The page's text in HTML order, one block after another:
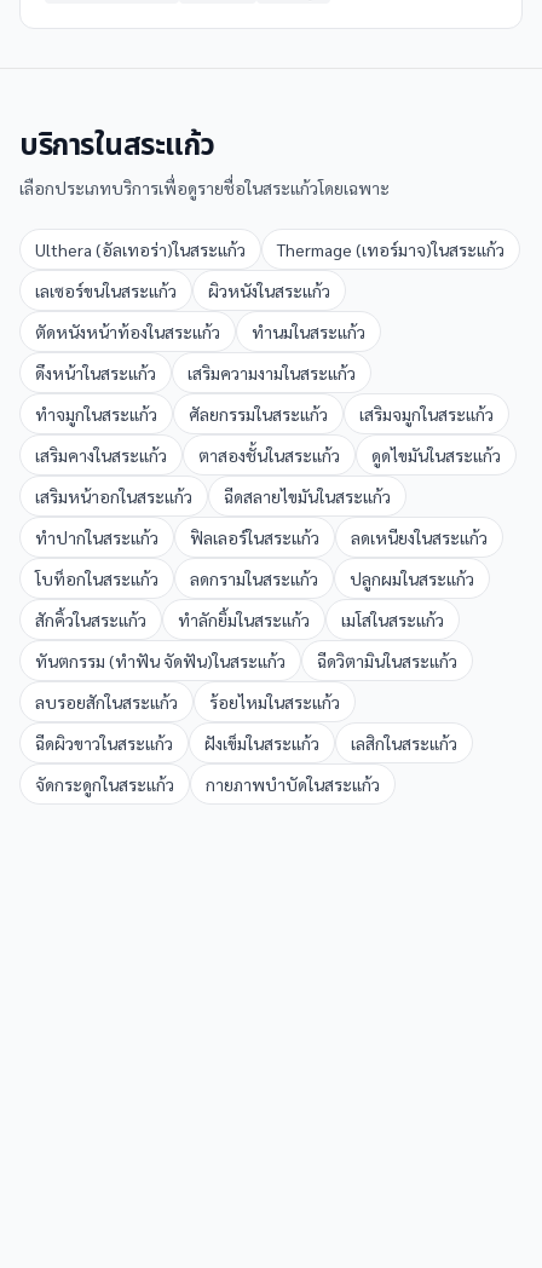
บริการในสระแก้ว
เลือกประเภทบริการเพื่อดูรายชื่อในสระแก้วโดยเฉพาะ
Ulthera (อัลเทอร่า)ในสระแก้ว Thermage (เทอร์มาจ)ในสระแก้ว
เลเซอร์ขนในสระแก้ว ผิวหนังในสระแก้ว
ตัดหนังหน้าท้องในสระแก้ว ทำนมในสระแก้ว
ดึงหน้าในสระแก้ว เสริมความงามในสระแก้ว
ทำจมูกในสระแก้ว ศัลยกรรมในสระแก้ว เสริมจมูกในสระแก้ว
เสริมคางในสระแก้ว ตาสองชั้นในสระแก้ว ดูดไขมันในสระแก้ว
เสริมหน้าอกในสระแก้ว ฉีดสลายไขมันในสระแก้ว
ทำปากในสระแก้ว ฟิลเลอร์ในสระแก้ว ลดเหนียงในสระแก้ว
โบท็อกในสระแก้ว ลดกรามในสระแก้ว ปลูกผมในสระแก้ว
สักคิ้วในสระแก้ว ทำลักยิ้มในสระแก้ว เมโสในสระแก้ว
ทันตกรรม (ทำฟัน จัดฟัน)ในสระแก้ว ฉีดวิตามินในสระแก้ว
ลบรอยสักในสระแก้ว ร้อยไหมในสระแก้ว
ฉีดผิวขาวในสระแก้ว ฝังเข็มในสระแก้ว เลสิกในสระแก้ว
จัดกระดูกในสระแก้ว กายภาพบำบัดในสระแก้ว